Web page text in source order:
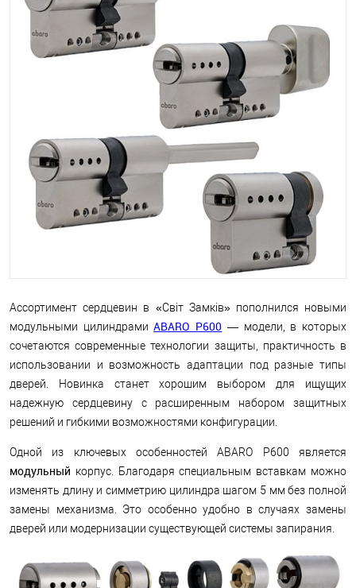
Ассортимент сердцевин в «Світ Замків» пополнился новыми
модульными цилиндрамиABARO P600 — модели, в которых
сочетаются современные технологии защиты, практичность в
использовании и возможность адаптации под разные типы
дверей. Новинка станет хорошим выбором для ищущих
надежную сердцевину с расширенным набором защитных
решений и гибкими возможностями конфигурации.
Одной из ключевых особенностей ABARO P600 является
модульный корпус. Благодаря специальным вставкам можно
изменять длину и симметрию цилиндра шагом 5 мм без полной
замены механизма. Это особенно удобно в случаях замены
дверей или модернизации существующей системы запирания.